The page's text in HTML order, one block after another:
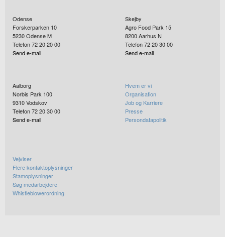
Odense
Forskerparken 10
5230Odense M
Telefon 72 20 20 00
Send e-mail
Skejby
Agro Food Park 15
8200Aarhus N
Telefon 72 20 30 00
Send e-mail
Aalborg
Norbis Park 100
9310Vodskov
Telefon 72 20 30 00
Send e-mail
Hvem er vi
Organisation
Job og Karriere
Presse
Persondatapolitik
Vejviser
Flere kontaktoplysninger
Stamoplysninger
Søg medarbejdere
Whistleblowerordning